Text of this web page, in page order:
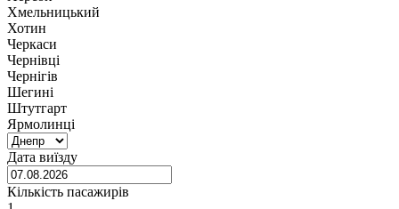
Хмельницький
Хотин
Черкаси
Чернівці
Чернігів
Шегині
Штутгарт
Ярмолинці
Дата виїзду
Кількість пасажирів